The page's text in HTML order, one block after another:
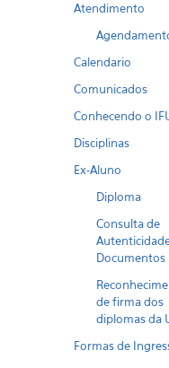
Atendimento
Calendario
Comunicados
Conhecendo o
Disciplinas
Ex-Aluno
Diploma
Consulta de
Documentos
de firma dos
diplomas da
Formas de